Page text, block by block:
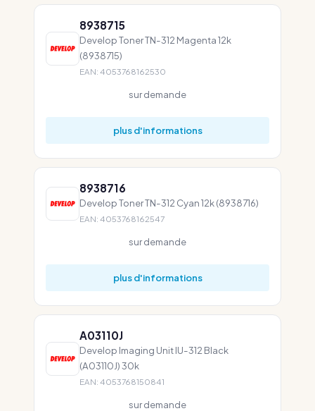
8938715
Develop Toner TN-312 Magenta 12k
(8938715)
EAN: 4053768162530
sur demande
plus d'informations
8938716
Develop Toner TN-312 Cyan 12k (8938716)
EAN: 4053768162547
sur demande
plus d'informations
A03110J
Develop Imaging Unit IU-312 Black
(A03110J) 30k
EAN: 4053768150841
sur demande